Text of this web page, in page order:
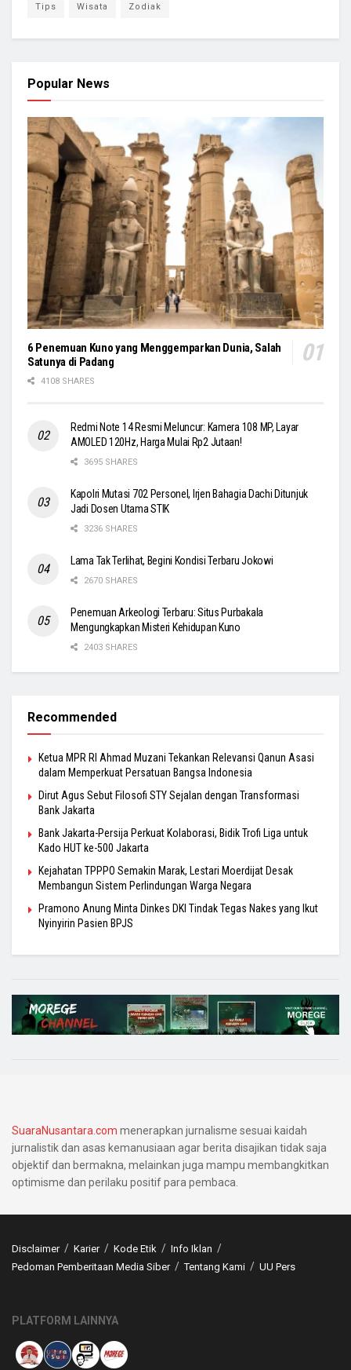
Tips Wisata Zodiak
Popular News
6 Penemuan Kuno yang Menggemparkan Dunia, Salah
Satunya di Padang
4108 SHARES
Redmi Note 14 Resmi Meluncur: Kamera 108 MP, Layar
AMOLED 120Hz, Harga Mulai Rp2 Jutaan!
3695 SHARES
Kapolri Mutasi 702 Personel, Irjen Bahagia Dachi Ditunjuk
Jadi Dosen Utama STIK
3236 SHARES
Lama Tak Terlihat, Begini Kondisi Terbaru Jokowi
2670 SHARES
Penemuan Arkeologi Terbaru: Situs Purbakala
Mengungkapkan Misteri Kehidupan Kuno
2403 SHARES
Recommended
Ketua MPR RI Ahmad Muzani Tekankan Relevansi Qanun Asasi
dalam Memperkuat Persatuan Bangsa Indonesia
Dirut Agus Sebut Filosofi STY Sejalan dengan Transformasi
Bank Jakarta
Bank Jakarta-Persija Perkuat Kolaborasi, Bidik Trofi Liga untuk
Kado HUT ke-500 Jakarta
Kejahatan TPPPO Semakin Marak, Lestari Moerdijat Desak
Membangun Sistem Perlindungan Warga Negara
Pramono Anung Minta Dinkes DKI Tindak Tegas Nakes yang Ikut
Nyinyirin Pasien BPJS
SuaraNusantara.com menerapkan jurnalisme sesuai kaidah
jurnalistik dan asas kemanusiaan agar berita disajikan tidak saja
objektif dan bermakna, melainkan juga mampu membangkitkan
optimisme dan perilaku positif para pembaca.
Disclaimer Karier Kode Etik
Info Iklan
Pedoman Pemberitaan Media Siber
Tentang Kami UU Pers
PLATFORM LAINNYA